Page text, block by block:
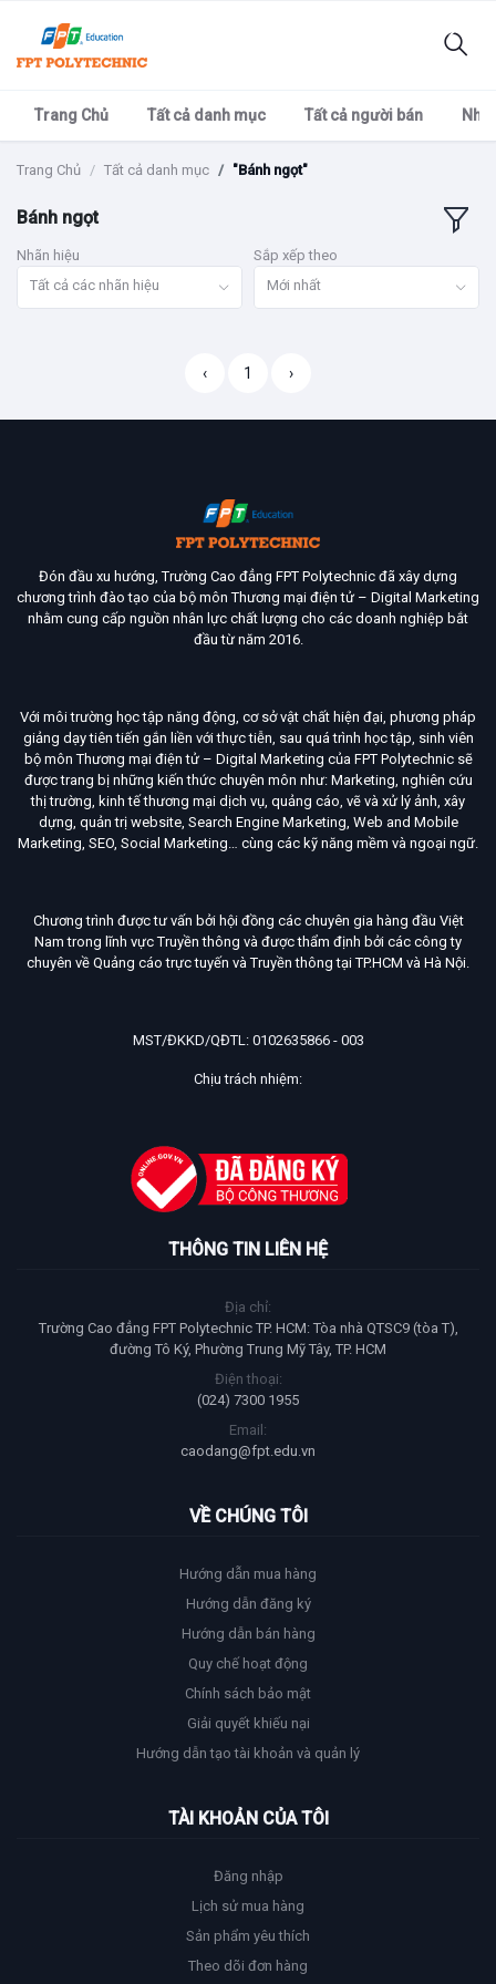
Trang Chủ Tất cả danh mục Tất cả người bán
Trang Chủ Tất cả danh mục "Bánh ngọt"
Bánh ngọt
Nhãn hiệu
Tất cả các nhãn hiệu
Sắp xếp theo
Mới nhất
‹ 1 ›
Đón đầu xu hướng, Trường Cao đẳng FPT Polytechnic đã xây dựng
chương trình đào tạo của bộ môn Thương mại điện tử – Digital Marketing
nhằm cung cấp nguồn nhân lực chất lượng cho các doanh nghiệp bắt
đầu từ năm 2016.
Với môi trường học tập năng động, cơ sở vật chất hiện đại, phương pháp
giảng dạy tiên tiến gắn liền với thực tiễn, sau quá trình học tập, sinh viên
bộ môn Thương mại điện tử – Digital Marketing của FPT Polytechnic sẽ
được trang bị những kiến thức chuyên môn như: Marketing, nghiên cứu
thị trường, kinh tế thương mại dịch vụ, quảng cáo, vẽ và xử lý ảnh, xây
dựng, quản trị website, Search Engine Marketing, Web and Mobile
Marketing, SEO, Social Marketing… cùng các kỹ năng mềm và ngoại ngữ.
Chương trình được tư vấn bởi hội đồng các chuyên gia hàng đầu Việt
Nam trong lĩnh vực Truyền thông và được thẩm định bởi các công ty
chuyên về Quảng cáo trực tuyến và Truyền thông tại TP.HCM và Hà Nội.
MST/ĐKKD/QĐTL: 0102635866 - 003
Chịu trách nhiệm:
THÔNG TIN LIÊN HỆ
Địa chỉ:
Trường Cao đẳng FPT Polytechnic TP. HCM: Tòa nhà QTSC9 (tòa T),
đường Tô Ký, Phường Trung Mỹ Tây, TP. HCM
Điện thoại:
(024) 7300 1955
Email:
caodang@fpt.edu.vn
VỀ CHÚNG TÔI
Hướng dẫn mua hàng
Hướng dẫn đăng ký
Hướng dẫn bán hàng
Quy chế hoạt động
Chính sách bảo mật
Giải quyết khiếu nại
Hướng dẫn tạo tài khoản và quản lý
TÀI KHOẢN CỦA TÔI
Đăng nhập
Lịch sử mua hàng
Sản phẩm yêu thích
Theo dõi đơn hàng